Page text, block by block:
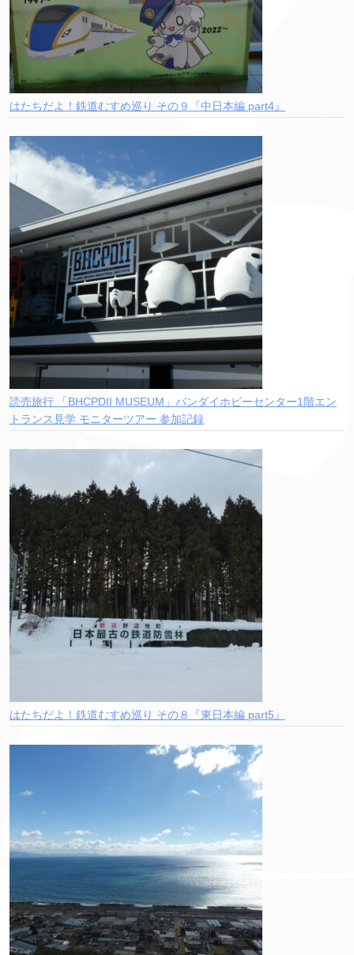
はたちだよ！鉄道むすめ巡り その９『中日本編 part4』
読売旅行 「BHCPDII MUSEUM」バンダイホビーセンター1階エン
トランス見学 モニターツアー 参加記録
はたちだよ！鉄道むすめ巡り その８『東日本編 part5』